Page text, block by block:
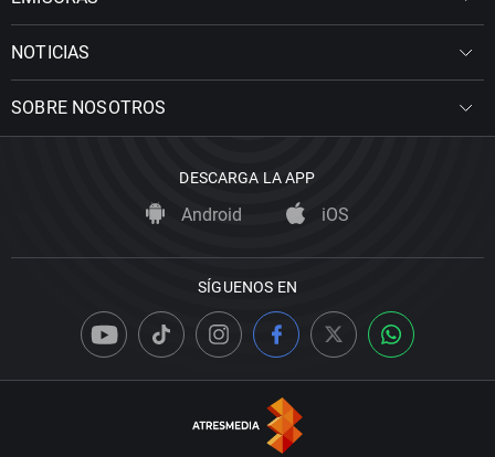
NOTICIAS
SOBRE NOSOTROS
DESCARGA LA APP
Android iOS
SÍGUENOS EN